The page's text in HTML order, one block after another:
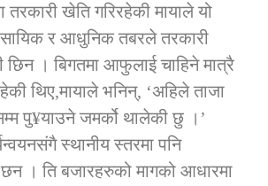
महिनावारी सम्बन्धिकाे
बालविवाह सन्देश
तातोपानी गाउँपालिका जुम्लाको सूचना
तरकारी खेति गरिरहेकी मायाले यो
र आधुनिक तबरले तरकारी
छिन । बिगतमा आफुलाई चाहिने मात्रै
थिए,मायाले भनिन्, ‘अहिले ताजा
पु¥याउने जमर्को थालेकी छु ।’
स्थानीय स्तरमा पनि
। ति बजारहरुको मागको आधारमा